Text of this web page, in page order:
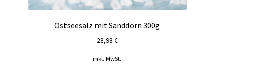
Ostseesalz mit Sanddorn 300g
28,98€
inkl. MwSt.